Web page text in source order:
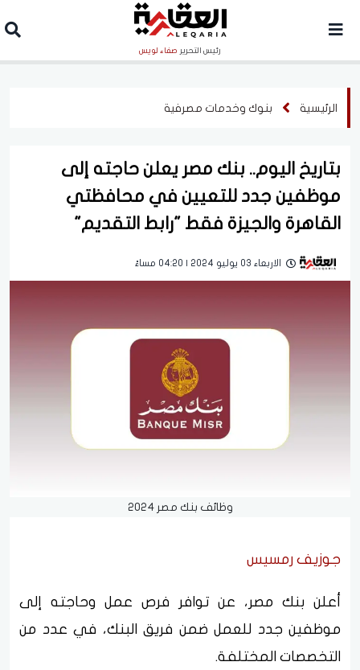
رئيس التحرير صفاء لويس
الرئيسية بنوك وخدمات مصرفية
بتاريخ اليوم.. بنك مصر يعلن حاجته إلى
موظفين جدد للتعيين في محافظتي
القاهرة والجيزة فقط "رابط التقديم"
الاربعاء 03 يوليو 2024 | 04:20 مساءً
وظائف بنك مصر 2024
جوزيف رمسيس
أعلن بنك مصر، عن توافر فرص عمل وحاجته إلى
موظفين جدد للعمل ضمن فريق البنك، في عدد من
التخصصات المختلفة.